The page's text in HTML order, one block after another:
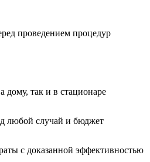
проведением процедур
дому, так и в стационаре
любой случай и бюджет
с доказанной эффективностью